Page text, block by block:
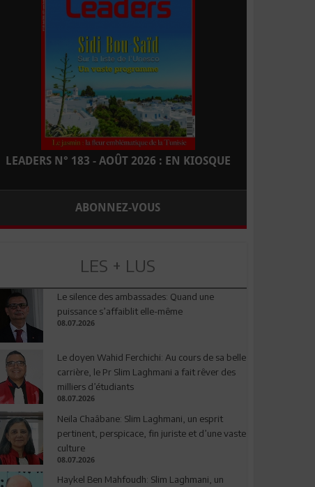
LEADERS N° 183 - AOÛT 2026 : EN KIOSQUE
ABONNEZ-VOUS
LES + LUS
Le silence des ambassades: Quand une
puissance s’affaiblit elle-même
08.07.2026
Le doyen Wahid Ferchichi: Au cours de sa belle
carrière, le Pr Slim Laghmani a fait rêver des
milliers d’étudiants
08.07.2026
Neila Chaâbane: Slim Laghmani, un esprit
pertinent, perspicace, fin juriste et d’une vaste
culture
08.07.2026
Haykel Ben Mahfoudh: Slim Laghmani, un